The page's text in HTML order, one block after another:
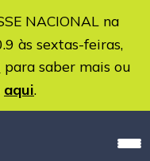
NACIONAL na
às sextas-feiras,
para saber mais ou
aqui.